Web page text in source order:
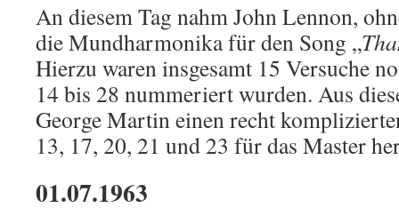
An diesem Tag nahm John Lennon,
die Mundharmonika für den Song „
Hierzu waren insgesamt 15 Versuche
14 bis 28 nummeriert wurden. Aus
George Martin einen recht
13, 17, 20, 21 und 23 für das Master
01.07.1963